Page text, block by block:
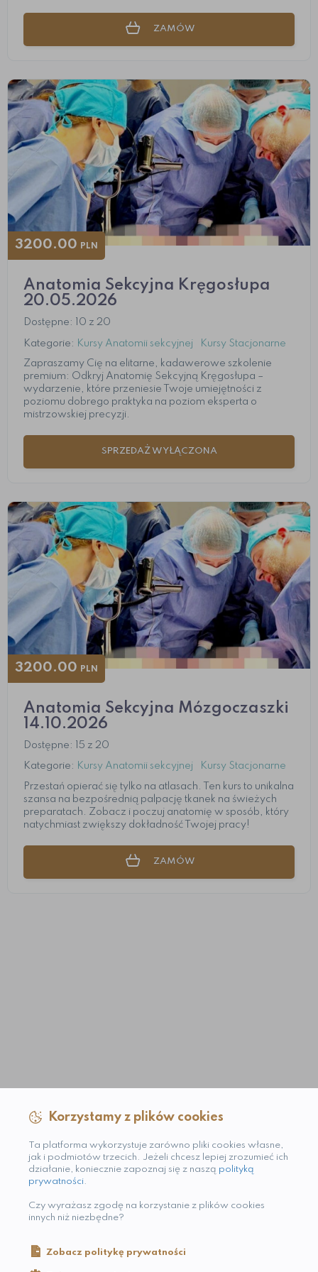
ZAMÓW
Anatomia Sekcyjna Kręgosłupa
20.05.2026
Dostępne: 10 z 20
Kategorie: Kursy Anatomii sekcyjnej Kursy Stacjonarne
Zapraszamy Cię na elitarne, kadawerowe szkolenie
premium: Odkryj Anatomię Sekcyjną Kręgosłupa –
wydarzenie, które przeniesie Twoje umiejętności z
poziomu dobrego praktyka na poziom eksperta o
mistrzowskiej precyzji.
3200.00 PLN
SPRZEDAŻ WYŁĄCZONA
Anatomia Sekcyjna Mózgoczaszki
14.10.2026
Dostępne: 15 z 20
Kategorie: Kursy Anatomii sekcyjnej Kursy Stacjonarne
Przestań opierać się tylko na atlasach. Ten kurs to unikalna
szansa na bezpośrednią palpację tkanek na świeżych
preparatach. Zobacz i poczuj anatomię w sposób, który
natychmiast zwiększy dokładność Twojej pracy!
3200.00 PLN
ZAMÓW
Korzystamy z plików cookies
Ta platforma wykorzystuje zarówno pliki cookies własne,
jak i podmiotów trzecich. Jeżeli chcesz lepiej zrozumieć ich
działanie, koniecznie zapoznaj się z naszą polityką
prywatności.
Czy wyrażasz zgodę na korzystanie z plików cookies
innych niż niezbędne?
Zobacz politykę prywatności